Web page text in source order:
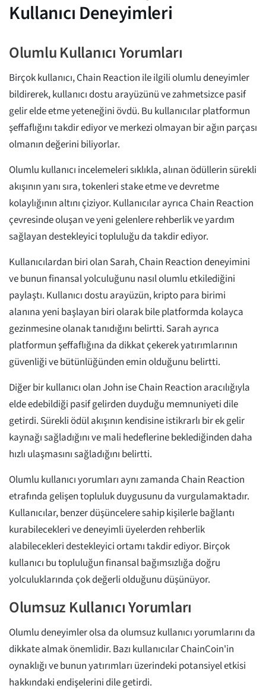
Kullanıcı Deneyimleri
Olumlu Kullanıcı Yorumları
Birçok kullanıcı, Chain Reaction ile ilgili olumlu deneyimler
bildirerek, kullanıcı dostu arayüzünü ve zahmetsizce pasif
gelir elde etme yeteneğini övdü. Bu kullanıcılar platformun
şeffaflığını takdir ediyor ve merkezi olmayan bir ağın parçası
olmanın değerini biliyorlar.
Olumlu kullanıcı incelemeleri sıklıkla, alınan ödüllerin sürekli
akışının yanı sıra, tokenleri stake etme ve devretme
kolaylığının altını çiziyor. Kullanıcılar ayrıca Chain Reaction
çevresinde oluşan ve yeni gelenlere rehberlik ve yardım
sağlayan destekleyici topluluğu da takdir ediyor.
Kullanıcılardan biri olan Sarah, Chain Reaction deneyimini
ve bunun finansal yolculuğunu nasıl olumlu etkilediğini
paylaştı. Kullanıcı dostu arayüzün, kripto para birimi
alanına yeni başlayan biri olarak bile platformda kolayca
gezinmesine olanak tanıdığını belirtti. Sarah ayrıca
platformun şeffaflığına da dikkat çekerek yatırımlarının
güvenliği ve bütünlüğünden emin olduğunu belirtti.
Diğer bir kullanıcı olan John ise Chain Reaction aracılığıyla
elde edebildiği pasif gelirden duyduğu memnuniyeti dile
getirdi. Sürekli ödül akışının kendisine istikrarlı bir ek gelir
kaynağı sağladığını ve mali hedeflerine beklediğinden daha
hızlı ulaşmasını sağladığını belirtti.
Olumlu kullanıcı yorumları aynı zamanda Chain Reaction
etrafında gelişen topluluk duygusunu da vurgulamaktadır.
Kullanıcılar, benzer düşüncelere sahip kişilerle bağlantı
kurabilecekleri ve deneyimli üyelerden rehberlik
alabilecekleri destekleyici ortamı takdir ediyor. Birçok
kullanıcı bu topluluğun finansal bağımsızlığa doğru
yolculuklarında çok değerli olduğunu düşünüyor.
Olumsuz Kullanıcı Yorumları
Olumlu deneyimler olsa da olumsuz kullanıcı yorumlarını da
dikkate almak önemlidir. Bazı kullanıcılar ChainCoin'in
oynaklığı ve bunun yatırımları üzerindeki potansiyel etkisi
hakkındaki endişelerini dile getirdi.